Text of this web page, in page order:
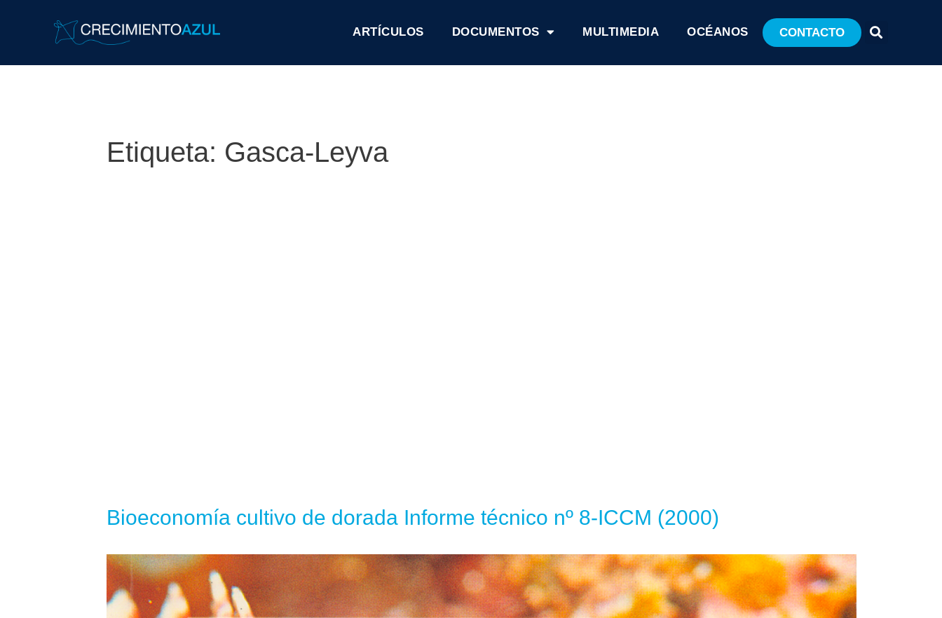
ARTÍCULOS DOCUMENTOS MULTIMEDIA OCÉANOS CONTACTO
Etiqueta: Gasca-Leyva
Bioeconomía cultivo de dorada Informe técnico nº 8-ICCM (2000)